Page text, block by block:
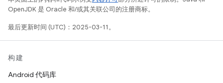
OpenJDK 是 Oracle 和/或其关联公司的注册商标。
最后更新时间 (UTC)：2025-03-11。
构建
Android 代码库